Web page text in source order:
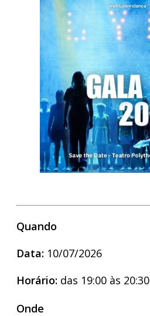
Quando
Data: 10/07/2026
Horário: das 19:00 às 20:30
Onde